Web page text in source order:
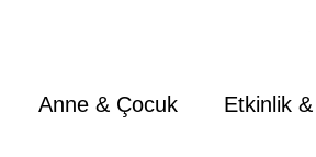
Anne & Çocuk Etkinlik